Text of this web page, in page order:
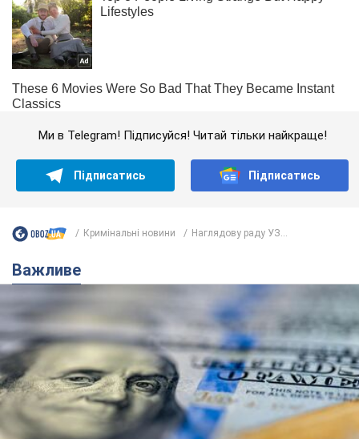
Ми в Telegram! Підписуйся! Читай тільки найкраще!
Підписатись Підписатись
Кримінальні новини Наглядову раду УЗ...
Важливе